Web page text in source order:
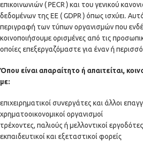
επικοινωνιών ( PECR ) και του γενικού
δεδομένων της ΕΕ ( GDPR ) όπως ισχύει.
περιγραφή των τύπων οργανισμών που
κοινοποιήσουμε ορισμένες από τις
οποίες επεξεργαζόμαστε για έναν ή
Όπου είναι απαραίτητο ή απαιτείται,
με:
επιχειρηματικοί συνεργάτες και άλλοι
χρηματοοικονομικοί οργανισμοί
τρέχοντες, παλιούς ή μελλοντικοί εργοδότες
εκπαιδευτικοί και εξεταστικοί φορείς